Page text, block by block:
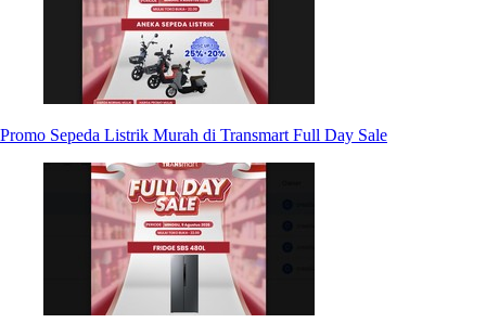
Promo Sepeda Listrik Murah di Transmart Full Day Sale